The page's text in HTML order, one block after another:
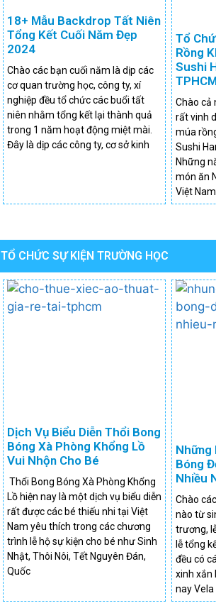
18+ Mẫu Backdrop Tất Niên
Tổng Kết Cuối Năm Đẹp
2024
Chào các bạn cuối năm là dịp các
cơ quan trường học, công ty, xí
nghiệp đều tổ chức các buổi tất
niên nhằm tổng kết lại thành quả
trong 1 năm hoạt động miệt mài.
Đây là dịp các công ty, cơ sở kinh
Tổ
Rồng
Sushi
Chào cả
rất vinh
múa
Sushi
Những
món ăn
Việt
TỔ CHỨC SỰ KIỆN TRƯỜNG HỌC
Dịch Vụ Biểu Diễn Thổi Bong
Bóng Xà Phòng Khổng Lồ
Vui Nhộn Cho Bé
Thổi Bong Bóng Xà Phòng Khổng
Lồ hiện nay là một dịch vụ biểu diễn
rất được các bé thiếu nhi tại Việt
Nam yêu thích trong các chương
trình lễ hộ sự kiện cho bé như Sinh
Nhật, Thôi Nôi, Tết Nguyên Đán,
Quốc
Những
Bóng
Nhiều
Chào
nào từ
trương,
lễ tổng
đều có
xinh xắn
nay Vela